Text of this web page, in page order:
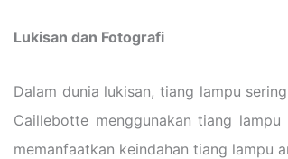
Lukisan dan Fotografi
Dalam dunia lukisan, tiang lampu
Caillebotte menggunakan tiang
memanfaatkan keindahan tiang lampu